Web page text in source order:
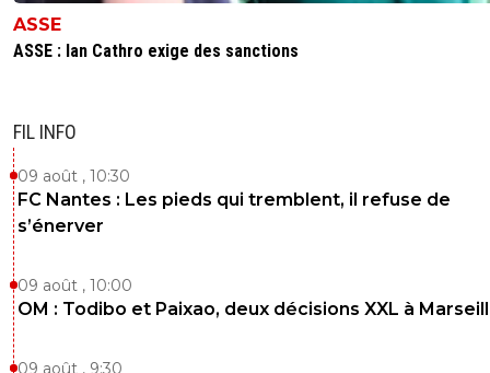
ASSE
ASSE : Ian Cathro exige des sanctions
FIL INFO
09 août , 10:30
FC Nantes : Les pieds qui tremblent, il refuse de
s’énerver
09 août , 10:00
OM : Todibo et Paixao, deux décisions XXL à
09 août , 9:30